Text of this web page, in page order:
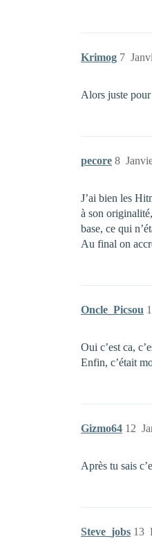
Krimog 7
Alors juste
pecore 8
J’ai bien les
à son
base, ce qui
Au final on
Oncle_Picsou
Oui c’est ca,
Enfin, c’était
Gizmo64 12
Après tu sais
Steve_jobs 13